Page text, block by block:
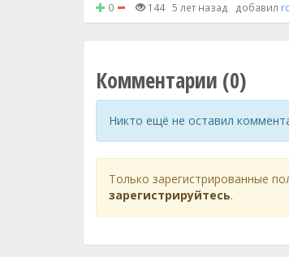
0 144 5 лет назад добавил
Комментарии (0)
Никто ещё не оставил
Только зарегистрированные
зарегистрируйтесь.